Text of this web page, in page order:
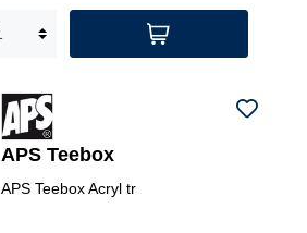
APS Teebox
APS Teebox Acryl tr